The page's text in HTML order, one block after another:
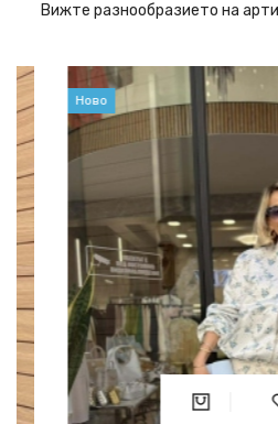
Вижте разнообразието на